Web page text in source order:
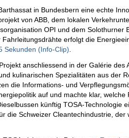
in Bundesbern eine echte
von ABB, dem lokalen
OPI und dem Solothurner
erfolgt die
Sekunden (Info-Clip).
anschliessend in der Galérie des
kulinarischen Spezialitäten aus der
die Informations- und
auf und machte klar, welche
künftig TOSA-Technologie
die Schweizer Cleantechindustrie, der